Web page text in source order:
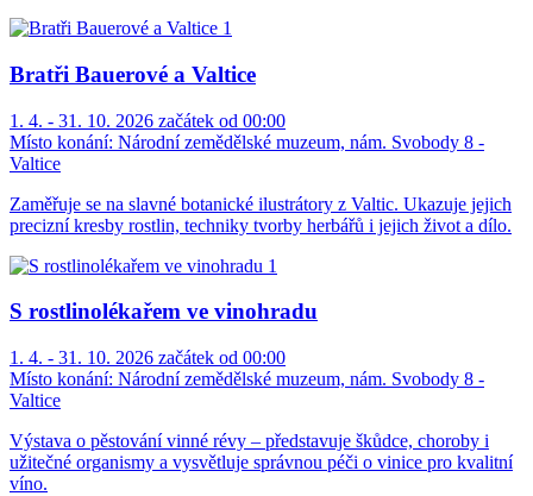
Bratři Bauerové a Valtice
1. 4. - 31. 10. 2026 začátek od 00:00
Místo konání: Národní zemědělské muzeum, nám. Svobody 8 -
Valtice
Zaměřuje se na slavné botanické ilustrátory z Valtic. Ukazuje jejich
precizní kresby rostlin, techniky tvorby herbářů i jejich život a dílo.
S rostlinolékařem ve vinohradu
1. 4. - 31. 10. 2026 začátek od 00:00
Místo konání: Národní zemědělské muzeum, nám. Svobody 8 -
Valtice
Výstava o pěstování vinné révy – představuje škůdce, choroby i
užitečné organismy a vysvětluje správnou péči o vinice pro kvalitní
víno.